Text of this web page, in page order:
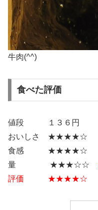
牛肉(^^)
食べた評価
値段 １３６円
おいしさ ★★★★☆
食感 ★★★★☆
量 ★★★☆☆
評価 ★★★★☆